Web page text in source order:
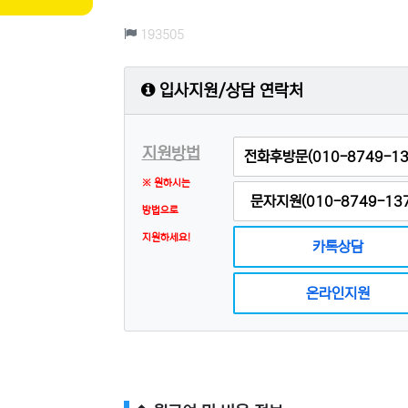
컨텐츠 정보
193505조회
입사지원/상담 연락처
지원방법
※ 원하시는
방법으로
지원하세요!
전화후방문(010-8749-
문자지원(010-8749-
카톡상담
온라인지원